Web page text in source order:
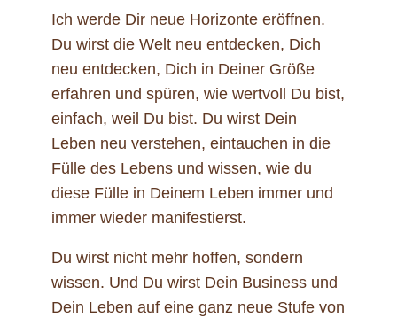
Ich werde Dir neue Horizonte eröffnen.
Du wirst die Welt neu entdecken, Dich
neu entdecken, Dich in Deiner Größe
erfahren und spüren, wie wertvoll Du bist,
einfach, weil Du bist. Du wirst Dein
Leben neu verstehen, eintauchen in die
Fülle des Lebens und wissen, wie du
diese Fülle in Deinem Leben immer und
immer wieder manifestierst.
Du wirst nicht mehr hoffen, sondern
wissen. Und Du wirst Dein Business und
Dein Leben auf eine ganz neue Stufe von